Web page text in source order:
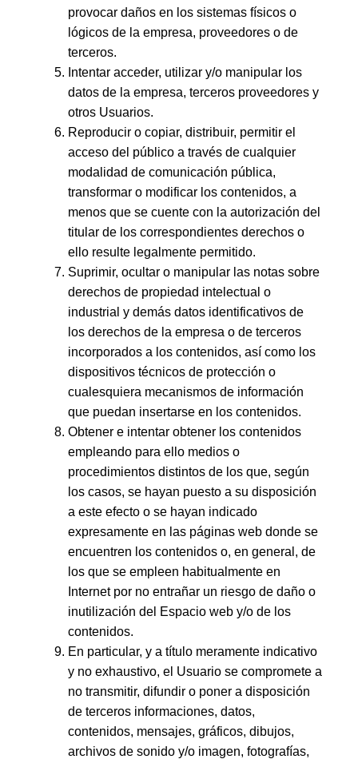
provocar daños en los sistemas físicos o
lógicos de la empresa, proveedores o de
terceros.
Intentar acceder, utilizar y/o manipular los
datos de la empresa, terceros proveedores y
otros Usuarios.
Reproducir o copiar, distribuir, permitir el
acceso del público a través de cualquier
modalidad de comunicación pública,
transformar o modificar los contenidos, a
menos que se cuente con la autorización del
titular de los correspondientes derechos o
ello resulte legalmente permitido.
Suprimir, ocultar o manipular las notas sobre
derechos de propiedad intelectual o
industrial y demás datos identificativos de
los derechos de la empresa o de terceros
incorporados a los contenidos, así como los
dispositivos técnicos de protección o
cualesquiera mecanismos de información
que puedan insertarse en los contenidos.
Obtener e intentar obtener los contenidos
empleando para ello medios o
procedimientos distintos de los que, según
los casos, se hayan puesto a su disposición
a este efecto o se hayan indicado
expresamente en las páginas web donde se
encuentren los contenidos o, en general, de
los que se empleen habitualmente en
Internet por no entrañar un riesgo de daño o
inutilización del Espacio web y/o de los
contenidos.
En particular, y a título meramente indicativo
y no exhaustivo, el Usuario se compromete a
no transmitir, difundir o poner a disposición
de terceros informaciones, datos,
contenidos, mensajes, gráficos, dibujos,
archivos de sonido y/o imagen, fotografías,